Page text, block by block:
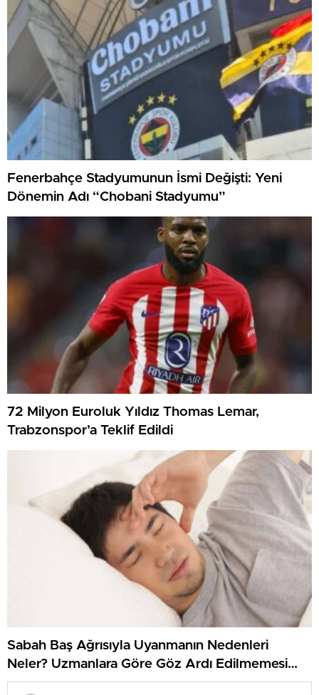
Fenerbahçe Stadyumunun İsmi Değişti: Yeni
Dönemin Adı “Chobani Stadyumu”
72 Milyon Euroluk Yıldız Thomas Lemar,
Trabzonspor’a Teklif Edildi
Sabah Baş Ağrısıyla Uyanmanın Nedenleri
Neler? Uzmanlara Göre Göz Ardı Edilmemesi
Gereken İşaretler